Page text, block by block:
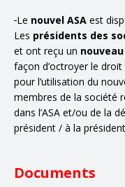
Le nouvel ASA est
Les présidents des
et ont reçu un
façon d’octroyer le droit
pour l’utilisation du
membres de la société
dans l’ASA et/ou de la
président / à la
Documents